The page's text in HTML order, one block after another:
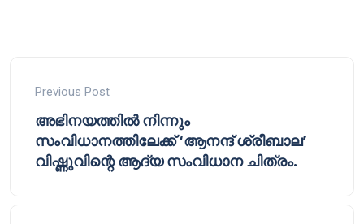
Previous Post
അഭിനയത്തിൽ നിന്നും
സംവിധാനത്തിലേക്ക് ‘ആനന്ദ് ശ്രീബാല’
വിഷ്ണുവിന്റെ ആദ്യ സംവിധാന ചിത്രം.